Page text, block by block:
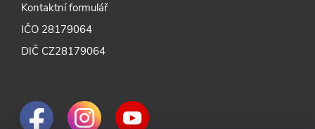
Kontaktní formulář
IČO 28179064
DIČ CZ28179064